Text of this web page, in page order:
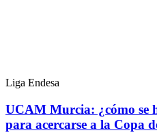
Liga Endesa
UCAM Murcia: ¿cómo se
para acercarse a la Copa